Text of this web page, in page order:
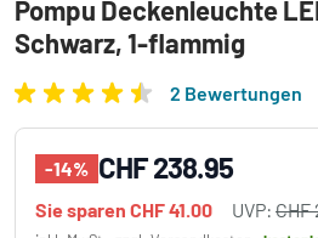
Pompu Deckenleuchte
Schwarz, 1-flammig
2 Bewertungen
-14% CHF 238.95
Sie sparen CHF 41.00 UVP: CHF